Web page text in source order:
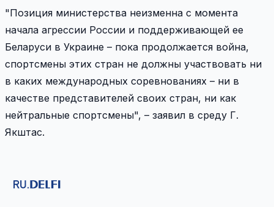
"Позиция министерства неизменна с момента
начала агрессии России и поддерживающей ее
Беларуси в Украине – пока продолжается война,
спортсмены этих стран не должны участвовать ни
в каких международных соревнованиях – ни в
качестве представителей своих стран, ни как
нейтральные спортсмены", – заявил в среду Г.
Якштас.